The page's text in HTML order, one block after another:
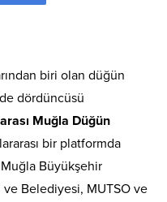
biri olan düğün
dördüncüsü
Muğla Düğün
bir platformda
Büyükşehir
ve Belediyesi, MUTSO ve